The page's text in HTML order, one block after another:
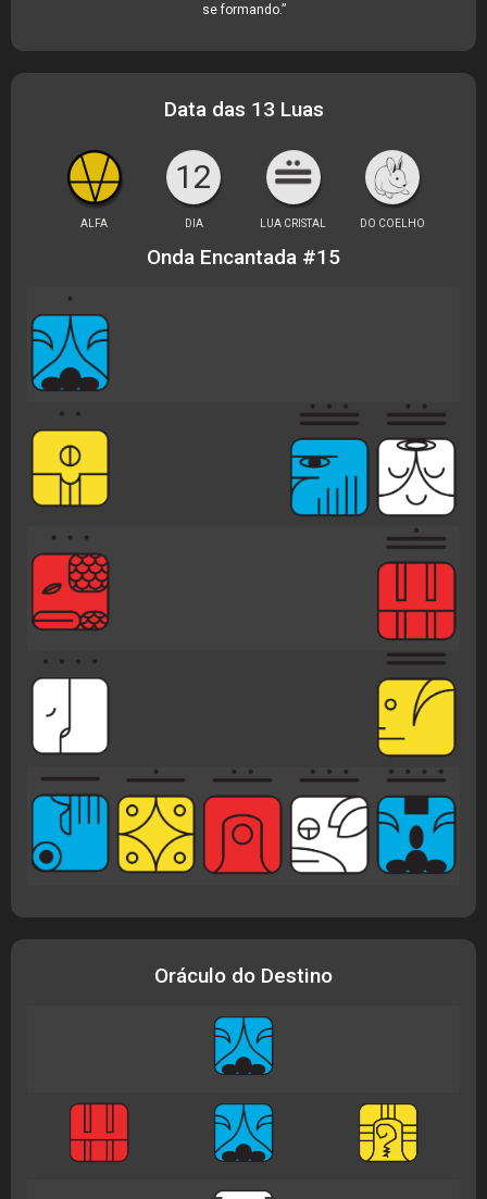
se formando.”
Data das 13 Luas
12
ALFA DIA LUA CRISTAL DO COELHO
Onda Encantada #15
Oráculo do Destino